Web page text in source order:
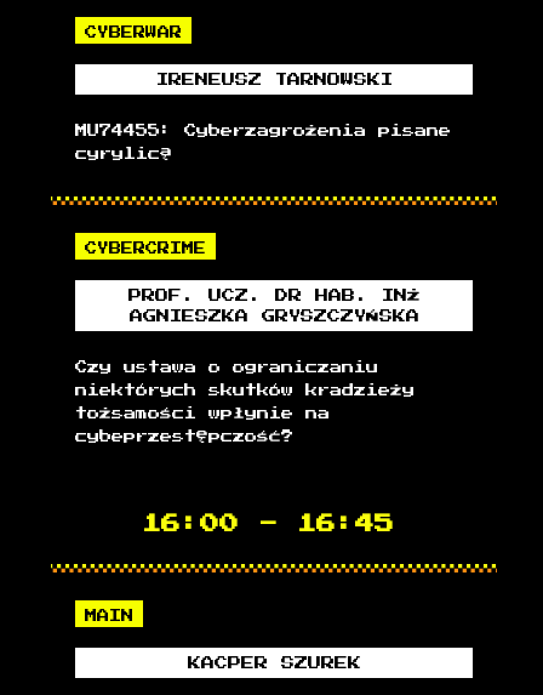
CYBERWAR
MU74455: Cyberzagrożenia pisane
cyrylicą
IRENEUSZ TARNOWSKI
CYBERCRIME
Czy ustawa o ograniczaniu
niektórych skutków kradzieży
tożsamości wpłynie na
cybeprzestępczość?
PROF. UCZ. DR HAB. INŻ
AGNIESZKA
GRYSZCZYŃSKA
16:00 - 16:45
MAIN
KACPER SZUREK